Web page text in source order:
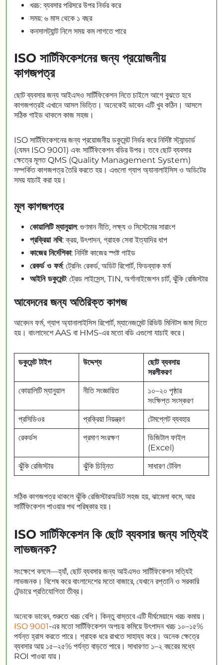
খরচ: ব্যবসার পরিসরে উপর নির্ভর করে
সময়: ৬ মাস থেকে ১ বছর
কনসালট্যান্ট নিলে সময় কম লাগতে পারে
ISO সার্টিফিকেশনের জন্য প্রয়োজনীয়
কাগজপত্র
ছোট ব্যবসার জন্য আইএসও সার্টিফিকেশন নিতে চাইলে আগে বুঝতে হবে
কাগজপত্রই এখানে আসল ভিত্তি। অনেকেই ভাবেন এটি খুব কঠিন। আসলে
সঠিক গাইড থাকলে কাজ সহজ।
ISO সার্টিফিকেশনের জন্য প্রয়োজনীয় ডকুমেন্ট নির্ভর করে নির্দিষ্ট স্ট্যান্ডার্ড
(যেমন ISO 9001) এবং সার্টিফিকেশন বডির উপর। তবে ছোট ব্যবসার
ক্ষেত্রে মূলত QMS (Quality Management System)
সম্পর্কিত কাগজপত্র তৈরি করতে হয়। এগুলো গ্যাপ অ্যানালাইসিস ও অডিটের
সময় যাচাই করা হয়।
মূল কাগজপত্র
কোয়ালিটি ম্যানুয়াল: গুণমান নীতি, লক্ষ্য ও সিস্টেমের সারাংশ
প্রক্রিয়া নথি: ক্রয়, উৎপাদন, গ্রাহক সেবা ইত্যাদির ধাপ
কাজের নির্দেশিকা: নির্দিষ্ট কাজের স্পষ্ট গাইড
রেকর্ড ও ফর্ম: ট্রেনিং রেকর্ড, অডিট রিপোর্ট, ফিডব্যাক ফর্ম
আইনি ডকুমেন্ট: ট্রেড লাইসেন্স, TIN, অর্গানাইজেশন চার্ট, ঝুঁকি রেজিস্টার
আবেদনের জন্য অতিরিক্ত কাগজ
আবেদন ফর্ম, গ্যাপ অ্যানালাইসিস রিপোর্ট, ম্যানেজমেন্ট রিভিউ মিনিটস জমা দিতে
হয়। বাংলাদেশে AAS বা HMS-এর মতো বডি এগুলো যাচাই করে।
ডকুমেন্ট টাইপ উদ্দেশ্য
ছোট ব্যবসায়
সরলীকরণ
কোয়ালিটি ম্যানুয়াল
নীতি সংজ্ঞায়িত
১০–২০ পৃষ্ঠার
সংক্ষিপ্ত সংস্করণ
প্রসিডিওর
প্রক্রিয়া নিয়ন্ত্রণ
টেমপ্লেট ব্যবহার
রেকর্ডস
প্রমাণ সংরক্ষণ
ডিজিটাল ফাইল
(Excel)
ঝুঁকি রেজিস্টার
ঝুঁকি চিহ্নিত সাধারণ টেবিল
সঠিক কাগজপত্র থাকলে ঝুঁকি রেজিস্টারঅডিট সহজ হয়, ঝামেলা কমে, আর
সার্টিফিকেশন পাওয়ার পথ পরিষ্কার হয়।
ISO সার্টিফিকেশন কি ছোট ব্যবসার জন্য সত্যিই
লাভজনক?
সংক্ষেপে বললে—হ্যাঁ, ছোট ব্যবসার জন্য আইএসও সার্টিফিকেশন সত্যিই
লাভজনক। বিশেষ করে বাংলাদেশের মতো বাজারে, যেখানে রপ্তানি ও সরকারি
টেন্ডারে প্রতিযোগিতা তীব্র।
অনেকে ভাবেন, শুরুতে খরচ বেশি। কিন্তু বাস্তবে এটি দীর্ঘমেয়াদে খরচ কমায়।
ISO 9001-এর মতো সার্টিফিকেশন অপচয় কমিয়ে উৎপাদন খরচ ১০–১৫%
পর্যন্ত হ্রাস করতে পারে। গ্রাহক ধরে রাখতে সাহায্য করে। অনেক ক্ষেত্রে
ব্যবসার আয় ১৫–২৫% পর্যন্ত বাড়তে পারে। সাধারণত ১–২ বছরের মধ্যে
ROI পাওয়া যায়।